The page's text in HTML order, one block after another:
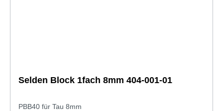
Selden Block 1fach 8mm 404-001-01
PBB40 für Tau 8mm